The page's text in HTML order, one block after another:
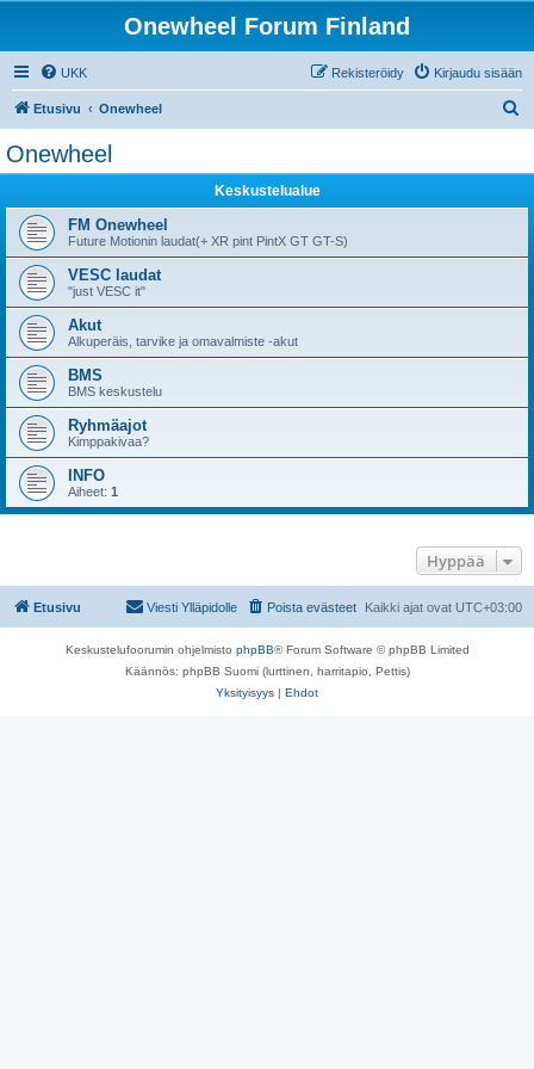
Onewheel Forum Finland
UKK Kirjaudu sisään
Rekisteröidy
Etusivu Onewheel
Onewheel
Keskustelualue
FM Onewheel
Future Motionin laudat(+ XR pint PintX GT GT-S)
VESC laudat
"just VESC it"
Akut
Alkuperäis, tarvike ja omavalmiste -akut
BMS
BMS keskustelu
Ryhmäajot
Kimppakivaa?
INFO
Aiheet: 1
Hyppää
Etusivu Kaikki ajat ovat UTC+03:00
Poista evästeet
Viesti Ylläpidolle
Keskustelufoorumin ohjelmisto phpBB® Forum Software © phpBB Limited
Käännös: phpBB Suomi (lurttinen, harritapio, Pettis)
Yksityisyys | Ehdot